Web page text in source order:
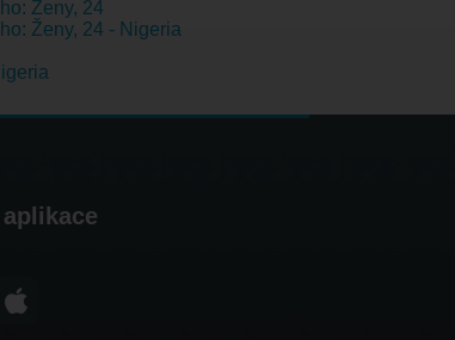
Ženy, 24
Ženy, 24 - Nigeria